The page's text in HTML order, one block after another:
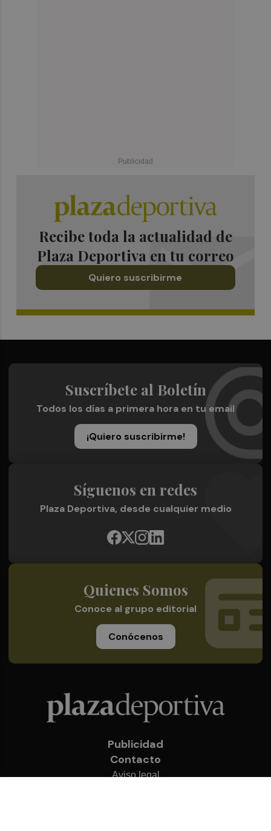
Recibe toda la actualidad de
Plaza Deportiva en tu correo
Quiero suscribirme
Suscríbete al Boletín
Todos los días a primera hora en tu email
¡Quiero suscribirme!
Síguenos en redes
Plaza Deportiva, desde cualquier medio
Quienes Somos
Conoce al grupo editorial
Conócenos
Publicidad
Contacto
Aviso legal